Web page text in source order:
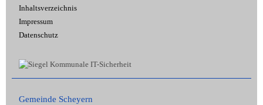
Inhaltsverzeichnis
Impressum
Datenschutz
Gemeinde Scheyern